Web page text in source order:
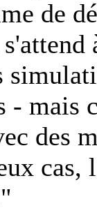
de
- mais
des
cas,
"